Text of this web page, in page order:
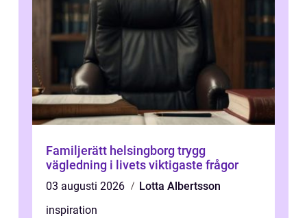
Familjerätt helsingborg trygg
vägledning i livets viktigaste frågor
03 augusti 2026
Lotta Albertsson
inspiration